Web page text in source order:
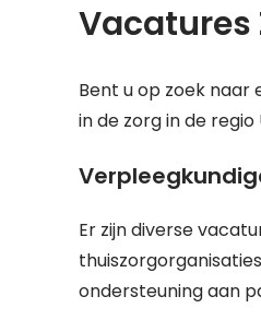
Vacatures
Bent u op zoek
in de zorg in de
Er zijn diverse
ondersteuning aan